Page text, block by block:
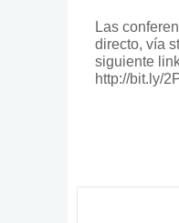
Las
directo, vía
siguiente
http://bit.ly/